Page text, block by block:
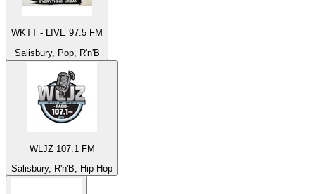
WKTT - LIVE 97.5 FM
Salisbury, Pop, R'n'B
WLJZ 107.1 FM
Salisbury, R'n'B, Hip Hop